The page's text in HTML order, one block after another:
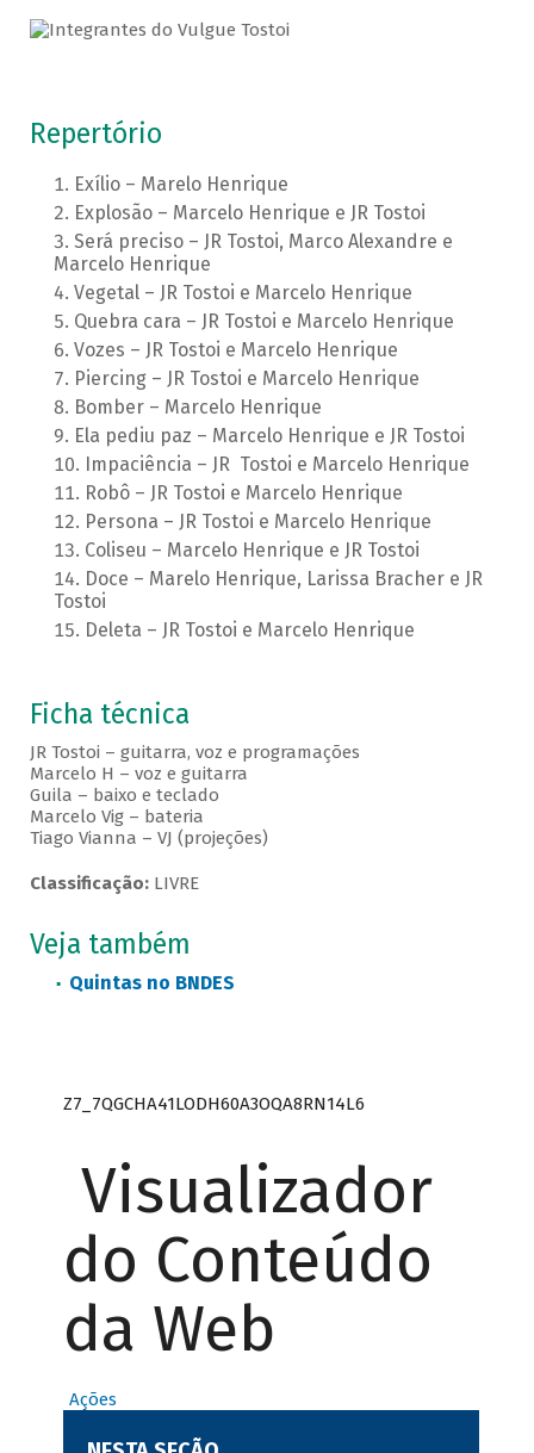
Repertório
Exílio – Marelo Henrique
Explosão – Marcelo Henrique e JR Tostoi
Será preciso – JR Tostoi, Marco Alexandre e
Marcelo Henrique
Vegetal – JR Tostoi e Marcelo Henrique
Quebra cara – JR Tostoi e Marcelo Henrique
Vozes – JR Tostoi e Marcelo Henrique
Piercing – JR Tostoi e Marcelo Henrique
Bomber – Marcelo Henrique
Ela pediu paz – Marcelo Henrique e JR Tostoi
Impaciência – JR Tostoi e Marcelo Henrique
Robô – JR Tostoi e Marcelo Henrique
Persona – JR Tostoi e Marcelo Henrique
Coliseu – Marcelo Henrique e JR Tostoi
Doce – Marelo Henrique, Larissa Bracher e JR
Tostoi
Deleta – JR Tostoi e Marcelo Henrique
Ficha técnica
JR Tostoi – guitarra, voz e programações
Marcelo H – voz e guitarra
Guila – baixo e teclado
Marcelo Vig – bateria
Tiago Vianna – VJ (projeções)
Classificação:LIVRE
Veja também
Quintas no BNDES
Z7_7QGCHA41LODH60A3OQA8RN14L6
Visualizador
do Conteúdo
da Web
Ações